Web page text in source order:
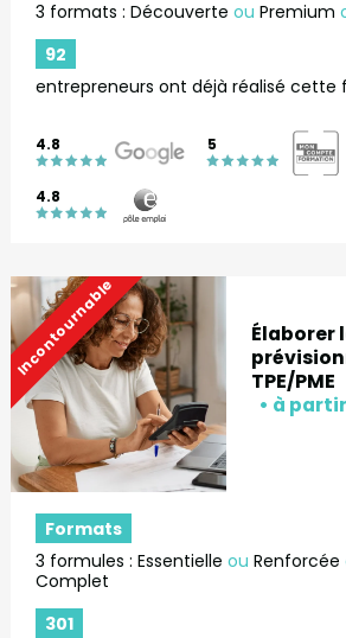
3 formats : Découverteou Premium
92
entrepreneurs ont déjà réalisé cette
4.8 5
4.8
Incontournable
Élaborer
TPE/PME
Formats
3 formules : Essentielleou Renforcée
Complet
301